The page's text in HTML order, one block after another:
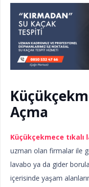
Açma
Küçükçekmece tıkalı
uzman olan firmalar ile
lavabo ya da gider
içerisinde yaşam